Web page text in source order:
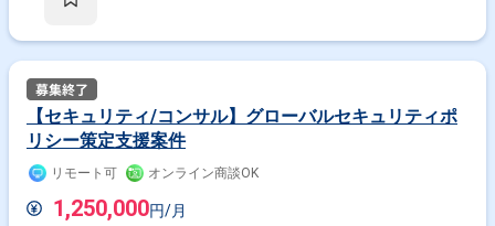
【セキュリティ/コンサル】グローバルセキュリティポ
リシー策定支援案件
リモート可 オンライン商談OK
1,250,000円/月